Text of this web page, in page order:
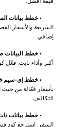
• خطط بيانات
السريعة والأسفار
إضافي.
• خطط البيانات
أكبر وأداء ثابت. فعّل
• خطط إي-سيم
بأسعار فعّالة من حيث
التكاليف.
• خطط بيانات
السفر. استرجع كود